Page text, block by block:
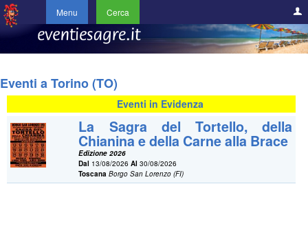
Menu Cerca
Eventi a Torino (TO)
Eventi in Evidenza
La Sagra del Tortello, della
Chianina e della Carne alla Brace
Edizione 2026
Dal 13/08/2026Al 30/08/2026
Toscana Borgo San Lorenzo (FI)